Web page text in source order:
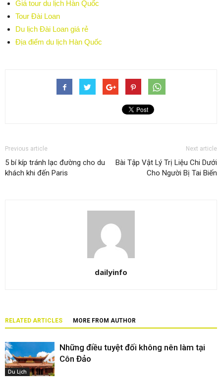
Giá tour du lịch Hàn Quốc
Tour Đài Loan
Du lịch Đài Loan giá rẻ
Địa điểm du lịch Hàn Quốc
Previous article
5 bí kíp tránh lạc đường cho du
khách khi đến Paris
Next article
Bài Tập Vật Lý Trị Liệu Chi Dưới
Cho Người Bị Tai Biến
dailyinfo
RELATED ARTICLES MORE FROM AUTHOR
Du Lịch
Những điều tuyệt đối không nên làm tại
Côn Đảo